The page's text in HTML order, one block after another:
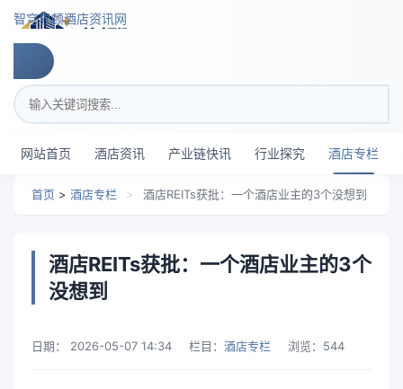
跳转到主要内容
智穹界顿酒店资讯网
搜索关键词
网站首页 酒店资讯 产业链快讯 行业探究 酒店专栏
首页 > 酒店专栏 > 酒店REITs获批：一个酒店业主的3个没想到
酒店REITs获批：一个酒店业主的3个
没想到
日期： 2026-05-07 14:34 栏目： 酒店专栏 浏览： 544